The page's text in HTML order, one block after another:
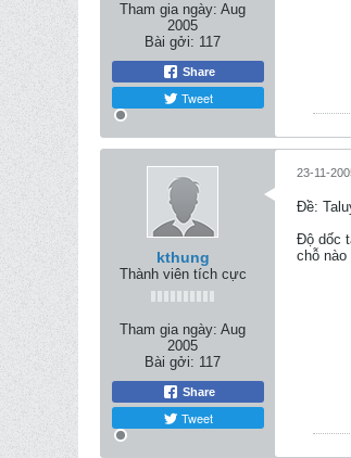
Tham gia ngày: Aug
2005
Bài gởi: 117
Share
Tweet
kthung
Thành viên tích cực
Tham gia ngày: Aug
2005
Bài gởi: 117
Share
Tweet
23-11-
Ðề:
Độ dốc
chỗ nào